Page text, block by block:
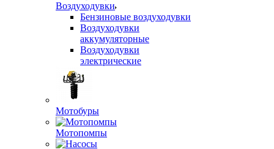
Воздуходувки
Бензиновые воздуходувки
Воздуходувки
аккумуляторные
Воздуходувки
электрические
Мотобуры
Мотопомпы